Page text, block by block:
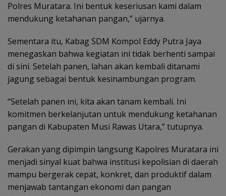
Polres Muratara. Ini bentuk keseriusan kami dalam
mendukung ketahanan pangan,” ujarnya.
Sementara itu, Kabag SDM Kompol Eddy Putra Jaya
menegaskan bahwa kegiatan ini tidak berhenti sampai
di sini. Setelah panen, lahan akan kembali ditanami
jagung sebagai bentuk kesinambungan program.
“Setelah panen ini, kita akan tanam kembali. Ini
komitmen berkelanjutan untuk mendukung ketahanan
pangan di Kabupaten Musi Rawas Utara,” tutupnya.
Gerakan yang dipimpin langsung Kapolres Muratara ini
menjadi sinyal kuat bahwa institusi kepolisian di daerah
mampu bergerak cepat, konkret, dan produktif dalam
menjawab tantangan ekonomi dan pangan